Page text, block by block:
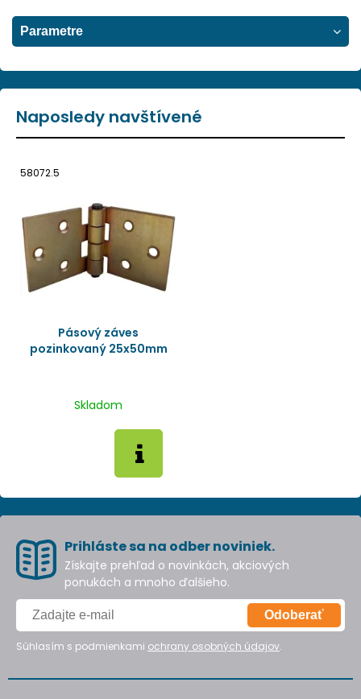
Parametre
Naposledy navštívené
58072.5
Pásový záves
pozinkovaný 25x50mm
Skladom
Prihláste sa na odber noviniek.
Získajte prehľad o novinkách, akciových
ponukách a mnoho ďalšieho.
Odoberať
Súhlasím s podmienkami ochrany osobných údajov.